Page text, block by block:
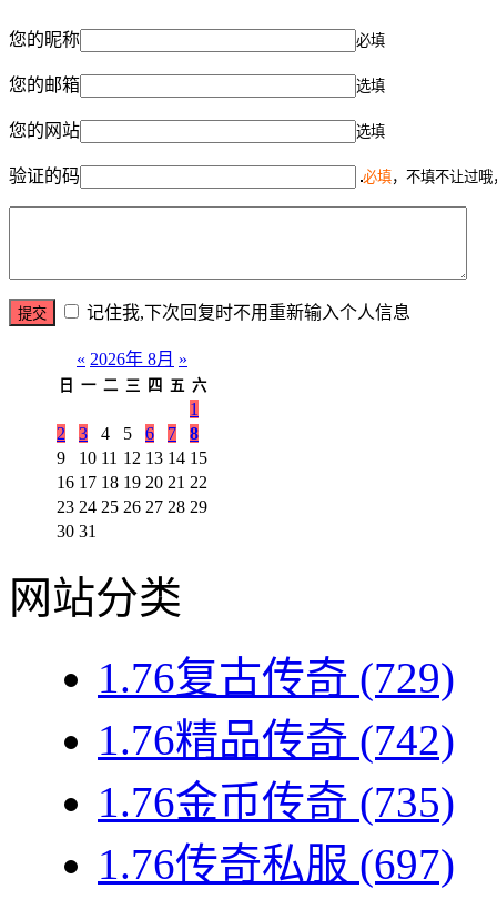
您的昵称 必填
您的邮箱 选填
您的网站 选填
验证的码 必填，不填不让过
记住我,下次回复时不用重新输入个人信息
« 2026年 8月 »
日 一 二 三 四 五 六
1
2
3 4 5 6 7
8
9
10 11 12 13 14 15
16 17 18 19 20 21 22
23 24 25 26 27 28 29
30 31
网站分类
1.76复古传奇 (729)
1.76精品传奇 (742)
1.76金币传奇 (735)
1.76传奇私服 (697)